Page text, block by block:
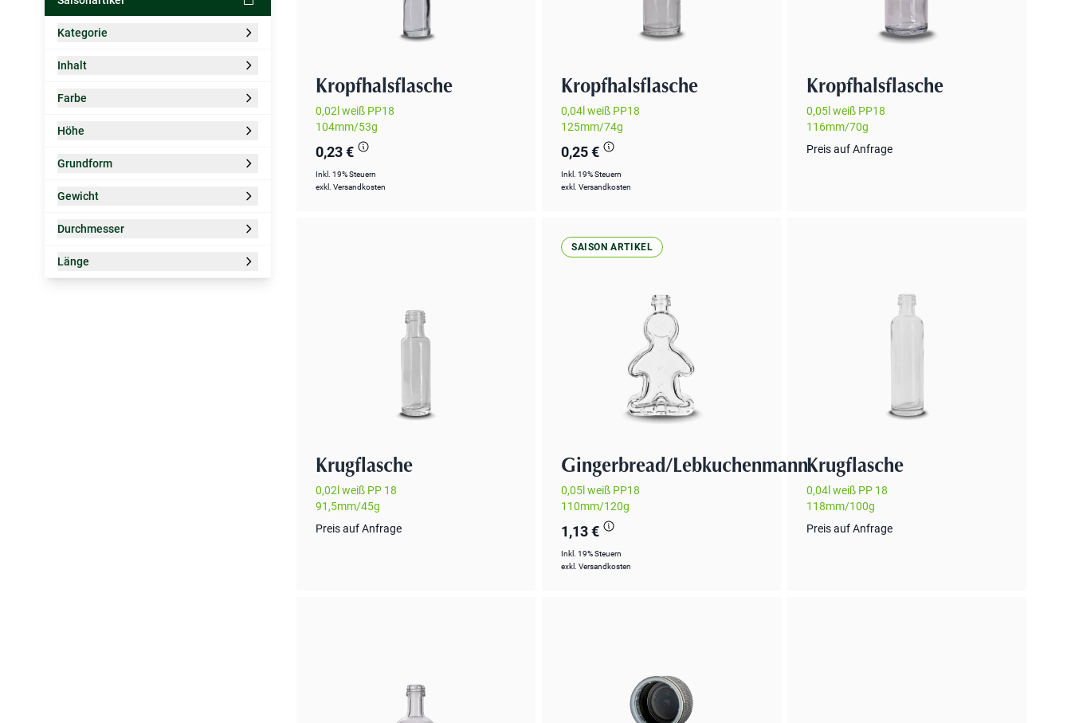
Zur Produktliste springen
Kategorie
Inhalt
Farbe
Höhe
Grundform
Gewicht
Durchmesser
Länge
Filter
Kropfhalsflasche
0,02l weiß PP18
104mm/53g
0,23 €
Inkl. 19% Steuern
exkl. Versandkosten
Kropfhalsflasche
0,04l weiß PP18
125mm/74g
0,25 €
Inkl. 19% Steuern
exkl. Versandkosten
Kropfhalsflasche
0,05l weiß PP18
116mm/70g
Preis auf Anfrage
Krugflasche
0,02l weiß PP 18
91,5mm/45g
Preis auf Anfrage
SAISON ARTIKEL
Gingerbread/Lebkuchenmann
0,05l weiß PP18
110mm/120g
1,13 €
Inkl. 19% Steuern
exkl. Versandkosten
Krugflasche
0,04l weiß PP 18
118mm/100g
Preis auf Anfrage